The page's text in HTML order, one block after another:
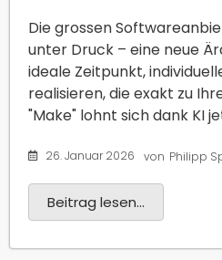
26. Januar 2026 von Philipp
Die grossen
unter Druck – eine neue
ideale Zeitpunkt,
realisieren, die exakt zu
"Make" lohnt sich dank KI
Beitrag lesen...